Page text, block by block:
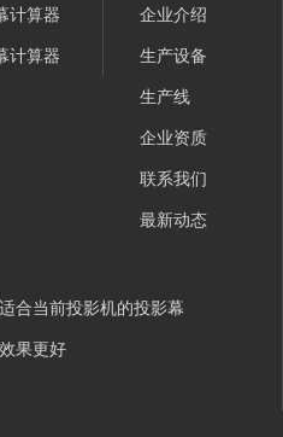
计算器
计算器
企业介绍
生产设备
生产线
企业资质
联系我们
最新动态
合当前投影机的投影幕
果更好